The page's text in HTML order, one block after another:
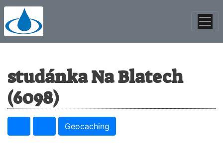
studánka Na Blatech
(6098)
Geocaching